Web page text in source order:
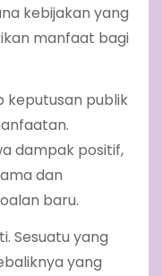
kebijakan yang
manfaat bagi
keputusan publik
dampak positif,
dan
baru.
Sesuatu yang
yang